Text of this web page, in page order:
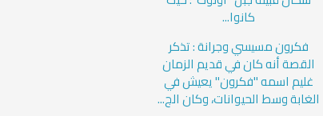
كانوا...
فكرون مسيسي وجرانة : تذكر
القصة أنه كان في قديم الزمان
غليم اسمه "فكرون" يعيش في
الغابة وسط الحيوانات، وكان الج...